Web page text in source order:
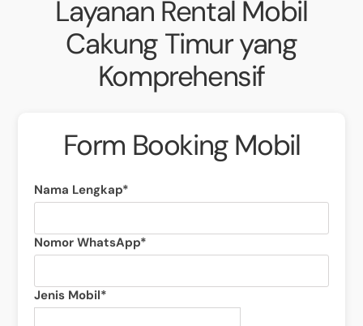
Layanan Rental Mobil
Cakung Timur yang
Komprehensif
Form Booking Mobil
Nama Lengkap*
Nomor WhatsApp*
Jenis Mobil*